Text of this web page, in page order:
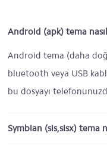
Android (apk) tema
Android tema (daha
bluetooth veya USB
bu dosyayı
Symbian (sis,sisx) tema